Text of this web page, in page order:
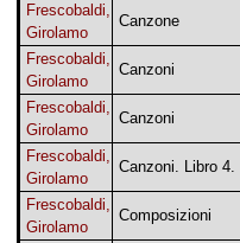
Frescobaldi,
Girolamo
Canzone
Frescobaldi,
Girolamo
Canzoni
Frescobaldi,
Girolamo
Canzoni
Frescobaldi,
Girolamo
Canzoni. Libro 4.
Frescobaldi,
Girolamo
Composizioni